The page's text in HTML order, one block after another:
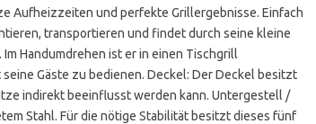
Aufheizzeiten und perfekte Grillergebnisse. Einfach
transportieren und findet durch seine kleine
Handumdrehen ist er in einen Tischgrill
Gäste zu bedienen. Deckel: Der Deckel besitzt
indirekt beeinflusst werden kann. Untergestell /
Stahl. Für die nötige Stabilität besitzt dieses fünf